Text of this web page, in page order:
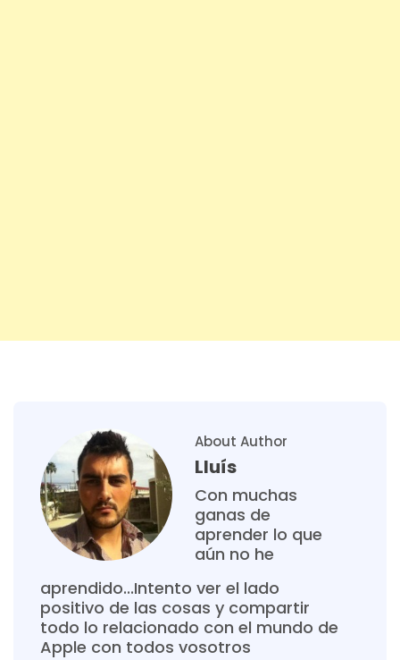
About Author
Lluís
Con muchas
ganas de
aprender lo que
aún no he
aprendido...Intento ver el lado
positivo de las cosas y compartir
todo lo relacionado con el mundo de
Apple con todos vosotros